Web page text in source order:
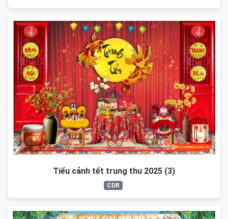
Tiểu cảnh tết trung thu 2025 (3)
CDR